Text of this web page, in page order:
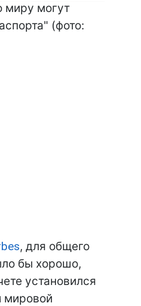
миру могут
(фото:
, для общего
бы хорошо,
установился
мировой